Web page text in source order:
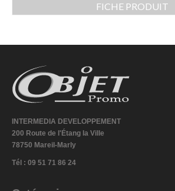
FICHE PRODUIT
INTERMEDIA DEVELOPPEMENT
200 Route de l'Étang la Ville
78750 Mareil-Marly
Tél : 09 51 71 86 24